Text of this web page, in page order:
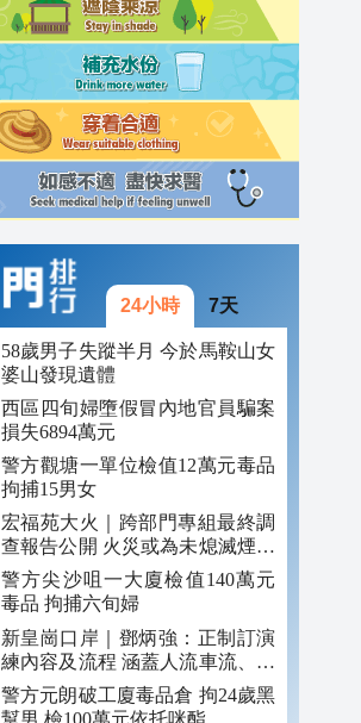
24小時 7天
58歲男子失蹤半月 今於馬鞍山女
婆山發現遺體
西區四旬婦墮假冒內地官員騙案
損失6894萬元
警方觀塘一單位檢值12萬元毒品
拘捕15男女
宏福苑大火｜跨部門專組最終調
查報告公開 火災或為未熄滅煙頭
引發
警方尖沙咀一大廈檢值140萬元
毒品 拘捕六旬婦
新皇崗口岸｜鄧炳強：正制訂演
練內容及流程 涵蓋人流車流、緊
急應變等
警方元朗破工廈毒品倉 拘24歲黑
幫男 檢100萬元依托咪酯